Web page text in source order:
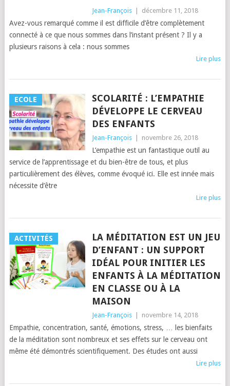
Jean-François décembre 11, 2018
Avez-vous remarqué comme il est difficile d’être complètement
connecté à ce que nous sommes dans l’instant présent ? Il y a
plusieurs raisons à cela : nous sommes
Lire plus
ECOLE
SCOLARITÉ : L’EMPATHIE
DÉVELOPPE LE CERVEAU
DES ENFANTS
Jean-François novembre 26, 2018
L’empathie est un fantastique outil au
service de l’apprentissage et du bien-être de tous, et plus
particulièrement des élèves, comme évoqué ici. Elle est innée mais
nécessite d’être
Lire plus
ACTIVITÉS
LA MÉDITATION EST UN JEU
D’ENFANT : UN SUPPORT
IDÉAL POUR INITIER LES
ENFANTS À LA MÉDITATION
EN CLASSE OU À LA
MAISON
Jean-François novembre 14, 2018
Empathie, concentration, santé, émotions, stress, … les bienfaits
de la méditation sont nombreux et ses effets sur le cerveau ont
même été démontrés scientifiquement. Des études ont aussi
Lire plus